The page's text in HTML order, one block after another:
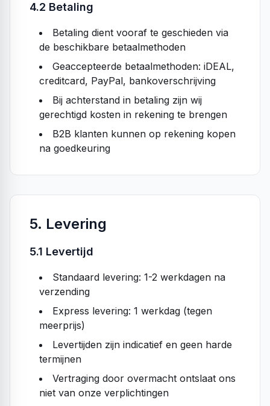
4.2 Betaling
Betaling dient vooraf te geschieden via
de beschikbare betaalmethoden
Geaccepteerde betaalmethoden: iDEAL,
creditcard, PayPal, bankoverschrijving
Bij achterstand in betaling zijn wij
gerechtigd kosten in rekening te brengen
B2B klanten kunnen op rekening kopen
na goedkeuring
5. Levering
5.1 Levertijd
Standaard levering: 1-2 werkdagen na
verzending
Express levering: 1 werkdag (tegen
meerprijs)
Levertijden zijn indicatief en geen harde
termijnen
Vertraging door overmacht ontslaat ons
niet van onze verplichtingen